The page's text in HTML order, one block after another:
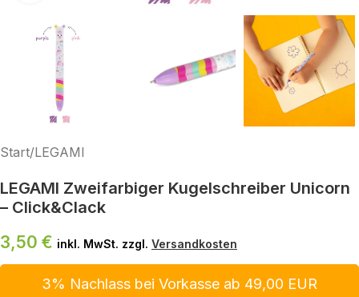
Start/LEGAMI
LEGAMI Zweifarbiger Kugelschreiber Unicorn
– Click&Clack
3,50 € inkl. MwSt. zzgl. Versandkosten
3% Nachlass bei Vorkasse ab 49,00 EUR